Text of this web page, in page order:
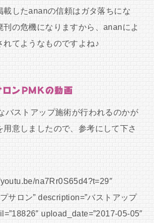
載したananの信頼はガタ落ちにな
刊の危機になりますから、ananによ
れてようなものですよね♪
ロンPMKの動画
バストアップ施術が行われるのかが
用意しましたので、参考にして下さ
na7Rr0S65d4?t=29″
サロン” description=”バストアップ
upload_date=”2017-05-05″